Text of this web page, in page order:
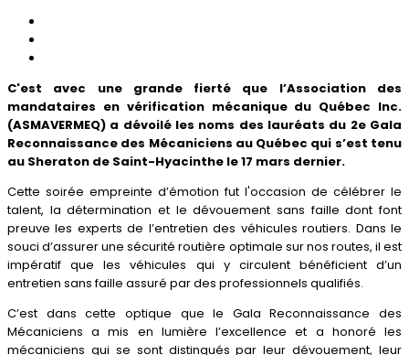
C'est avec une grande fierté que l’Association des
mandataires en vérification mécanique du Québec Inc.
(ASMAVERMEQ) a dévoilé les noms des lauréats du 2e Gala
Reconnaissance des Mécaniciens au Québec qui s’est tenu
au Sheraton de Saint-Hyacinthe le 17 mars dernier.
Cette soirée empreinte d’émotion fut l'occasion de célébrer le
talent, la détermination et le dévouement sans faille dont font
preuve les experts de l’entretien des véhicules routiers. Dans le
souci d’assurer une sécurité routière optimale sur nos routes, il est
impératif que les véhicules qui y circulent bénéficient d’un
entretien sans faille assuré par des professionnels qualifiés.
C’est dans cette optique que le Gala Reconnaissance des
Mécaniciens a mis en lumière l’excellence et a honoré les
mécaniciens qui se sont distingués par leur dévouement, leur